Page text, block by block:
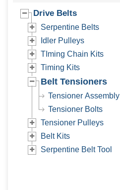
Drive Belts
Serpentine Belts
Idler Pulleys
TIming Chain Kits
Timing Kits
Belt Tensioners
Tensioner Assembly
Tensioner Bolts
Tensioner Pulleys
Belt Kits
Serpentine Belt Tool